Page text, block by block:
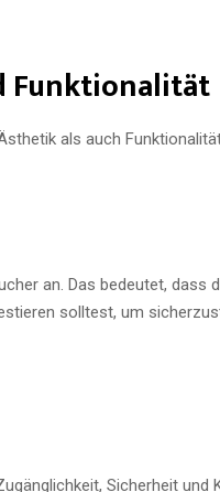
Funktionalität
als auch
an. Das bedeutet, dass
solltest, um
Sicherheit